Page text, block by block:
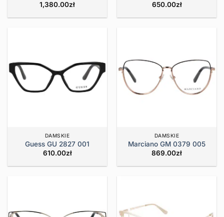
1,380.00zł
650.00zł
DAMSKIE
Guess GU 2827 001
610.00zł
DAMSKIE
Marciano GM 0379 005
869.00zł